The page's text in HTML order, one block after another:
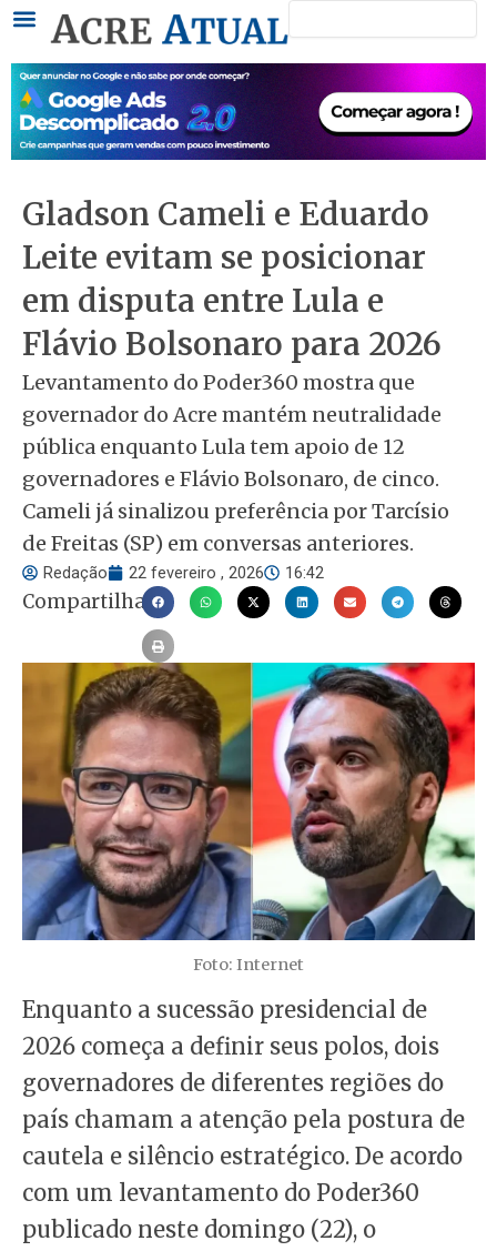
conteúdo
Gladson Cameli e Eduardo
Leite evitam se posicionar
em disputa entre Lula e
Flávio Bolsonaro para 2026
Levantamento do Poder360 mostra que
governador do Acre mantém neutralidade
pública enquanto Lula tem apoio de 12
governadores e Flávio Bolsonaro, de cinco.
Cameli já sinalizou preferência por Tarcísio
de Freitas (SP) em conversas anteriores.
Redação 22 fevereiro , 2026 16:42
Compartilhar
Foto: Internet
Enquanto a sucessão presidencial de
2026 começa a definir seus polos, dois
governadores de diferentes regiões do
país chamam a atenção pela postura de
cautela e silêncio estratégico. De acordo
com um levantamento do Poder360
publicado neste domingo (22), o